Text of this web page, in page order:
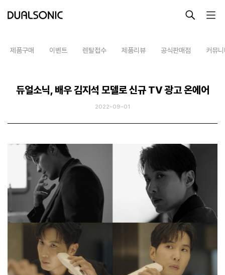
렌탈접수
제품사용설명
제품구매 이벤트 렌탈접수 제품리뷰 공식판매점 커뮤
듀얼소닉, 배우 김지석 모델로 신규 TV 광고 온에어
2022-09-01